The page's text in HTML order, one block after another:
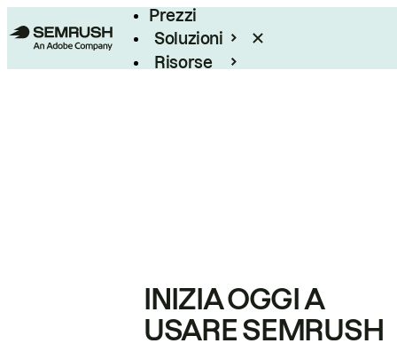
Prezzi
Soluzioni
Risorse
INIZIA OGGI A
USARE SEMRUSH